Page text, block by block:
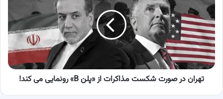
صورت
شکست
مذاکرات
از
«پلن
B»
رونمایی
تهران در صورت شکست مذاکرات از «پلن B» رونمایی می کند!